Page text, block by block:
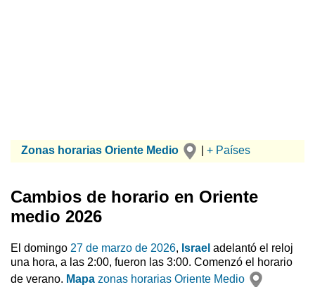
Zonas horarias Oriente Medio + Países
Cambios de horario en Oriente
medio 2026
El domingo 27 de marzo de 2026, Israel adelantó el reloj
una hora, a las 2:00, fueron las 3:00. Comenzó el horario
de verano. Mapa zonas horarias Oriente Medio